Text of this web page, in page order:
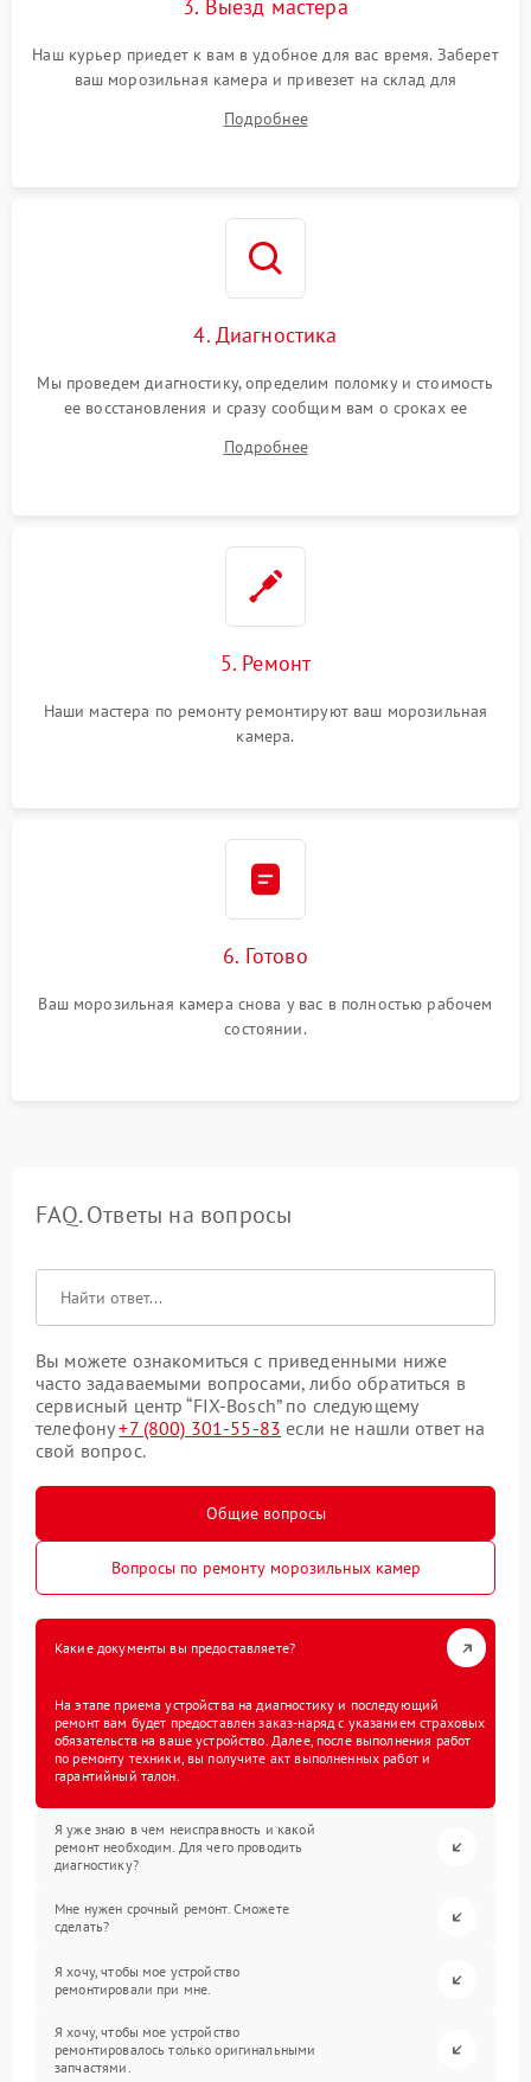
3. Выезд мастера
Наш курьер приедет к вам в удобное для вас время. Заберет
ваш морозильная камера и привезет на склад для
Подробнее
4. Диагностика
Мы проведем диагностику, определим поломку и стоимость
ее восстановления и сразу сообщим вам о сроках ее
Подробнее
5. Ремонт
Наши мастера по ремонту ремонтируют ваш морозильная
камера.
6. Готово
Ваш морозильная камера снова у вас в полностью рабочем
состоянии.
FAQ. Ответы на вопросы
Вы можете ознакомиться с приведенными ниже
часто задаваемыми вопросами, либо обратиться в
сервисный центр “FIX-Bosch” по следующему
телефону+7 (800) 301-55-83 если не нашли ответ на
свой вопрос.
Общие вопросы
Вопросы по ремонту морозильных камер
Какие документы вы предоставляете?
На этапе приема устройства на диагностику и последующий
ремонт вам будет предоставлен заказ-наряд с указанием страховых
обязательств на ваше устройство. Далее, после выполнения работ
по ремонту техники, вы получите акт выполненных работ и
гарантийный талон.
Я уже знаю в чем неисправность и какой
ремонт необходим. Для чего проводить
диагностику?
Мне нужен срочный ремонт. Сможете
сделать?
Я хочу, чтобы мое устройство
ремонтировали при мне.
Я хочу, чтобы мое устройство
ремонтировалось только оригинальными
запчастями.